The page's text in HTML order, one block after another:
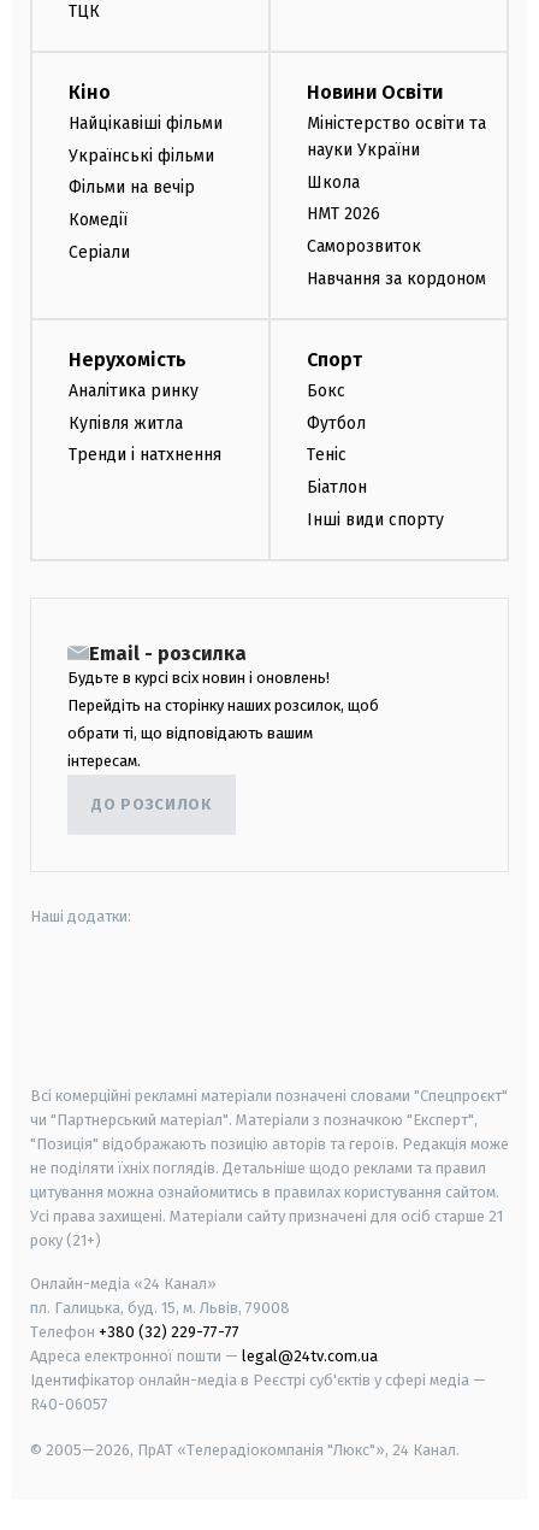
ТЦК
Кіно
Найцікавіші фільми
Українські фільми
Фільми на вечір
Комедії
Серіали
Новини Освіти
Міністерство освіти та
науки України
Школа
НМТ 2026
Саморозвиток
Навчання за кордоном
Нерухомість
Аналітика ринку
Купівля житла
Тренди і натхнення
Спорт
Бокс
Футбол
Теніс
Біатлон
Інші види спорту
Email - розсилка
Будьте в курсі всіх новин і оновлень!
Перейдіть на сторінку наших розсилок, щоб
обрати ті, що відповідають вашим
інтересам.
ДО РОЗСИЛОК
Наші додатки:
Всі комерційні рекламні матеріали позначені словами "Спецпроєкт"
чи "Партнерський матеріал". Матеріали з позначкою "Експерт",
"Позиція" відображають позицію авторів та героїв. Редакція може
не поділяти їхніх поглядів. Детальніше щодо реклами та правил
цитування можна ознайомитись в правилах користування сайтом.
Усі права захищені. Матеріали сайту призначені для осіб старше 21
року (21+)
Онлайн-медіа «24 Канал»
пл. Галицька, буд. 15, м. Львів, 79008
Телефон +380 (32) 229-77-77
Адреса електронної пошти — legal@24tv.com.ua
Ідентифікатор онлайн-медіа в Реєстрі суб'єктів у сфері медіа —
R40-06057
© 2005—2026, ПрАТ «Телерадіокомпанія "Люкс"», 24 Канал.